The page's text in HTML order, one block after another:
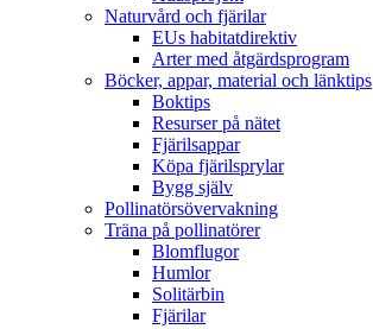
Naturvård och fjärilar
EUs habitatdirektiv
Arter med åtgärdsprogram
Böcker, appar, material och länktips
Boktips
Resurser på nätet
Fjärilsappar
Köpa fjärilsprylar
Bygg själv
Pollinatörsövervakning
Träna på pollinatörer
Blomflugor
Humlor
Solitärbin
Fjärilar